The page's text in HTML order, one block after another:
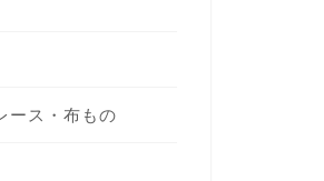
ース・布もの